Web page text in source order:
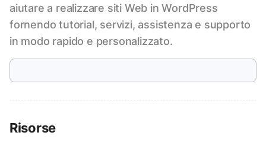
aiutare a realizzare siti Web in WordPress
fornendo tutorial, servizi, assistenza e supporto
in modo rapido e personalizzato.
Risorse